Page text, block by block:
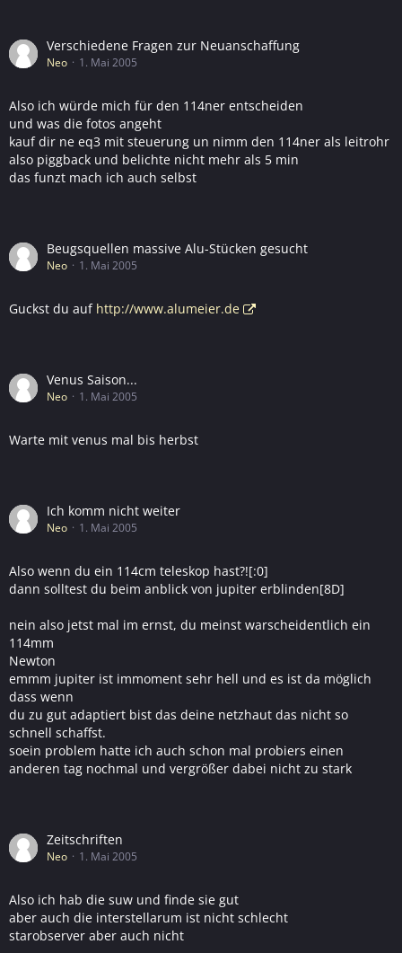
Verschiedene Fragen zur Neuanschaffung
Neo 1. Mai 2005
Also ich würde mich für den 114ner entscheiden
und was die fotos angeht
kauf dir ne eq3 mit steuerung un nimm den 114ner als leitrohr
also piggback und belichte nicht mehr als 5 min
das funzt mach ich auch selbst
Beugsquellen massive Alu-Stücken gesucht
Neo 1. Mai 2005
Guckst du auf http://www.alumeier.de
Venus Saison...
Neo 1. Mai 2005
Warte mit venus mal bis herbst
Ich komm nicht weiter
Neo 1. Mai 2005
Also wenn du ein 114cm teleskop hast?![:0]
dann solltest du beim anblick von jupiter erblinden[8D]
nein also jetst mal im ernst, du meinst warscheidentlich ein
114mm
Newton
emmm jupiter ist immoment sehr hell und es ist da möglich
dass wenn
du zu gut adaptiert bist das deine netzhaut das nicht so
schnell schaffst.
soein problem hatte ich auch schon mal probiers einen
anderen tag nochmal und vergrößer dabei nicht zu stark
Zeitschriften
Neo 1. Mai 2005
Also ich hab die suw und finde sie gut
aber auch die interstellarum ist nicht schlecht
starobserver aber auch nicht